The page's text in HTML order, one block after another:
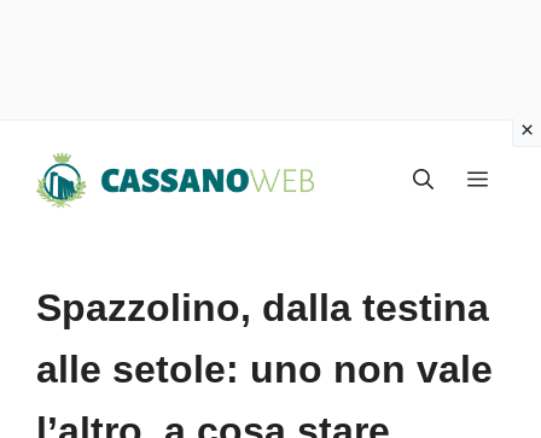
Menu
Spazzolino, dalla testina
alle setole: uno non vale